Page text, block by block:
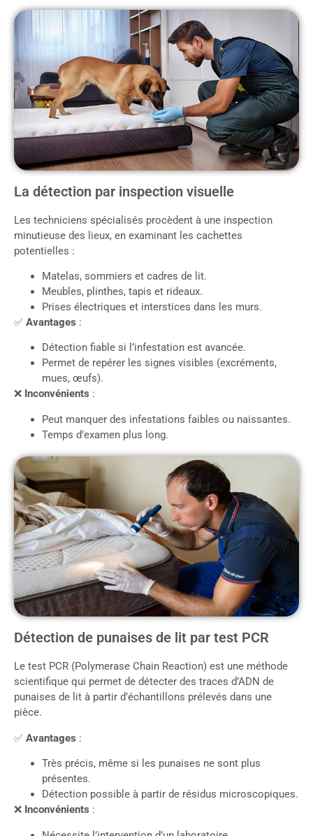
La détection par inspection visuelle
Les techniciens spécialisés procèdent à une inspection
minutieuse des lieux, en examinant les cachettes
potentielles :
Matelas, sommiers et cadres de lit.
Meubles, plinthes, tapis et rideaux.
Prises électriques et interstices dans les murs.
✅ Avantages :
Détection fiable si l’infestation est avancée.
Permet de repérer les signes visibles (excréments,
mues, œufs).
❌ Inconvénients :
Peut manquer des infestations faibles ou naissantes.
Temps d’examen plus long.
Détection de punaises de lit par test PCR
Le test PCR (Polymerase Chain Reaction) est une méthode
scientifique qui permet de détecter des traces d’ADN de
punaises de lit à partir d’échantillons prélevés dans une
pièce.
✅ Avantages :
Très précis, même si les punaises ne sont plus
présentes.
Détection possible à partir de résidus microscopiques.
❌ Inconvénients :